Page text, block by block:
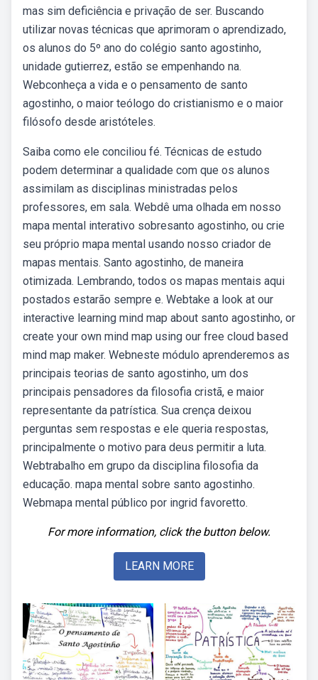
mas sim deficiência e privação de ser. Buscando
utilizar novas técnicas que aprimoram o aprendizado,
os alunos do 5º ano do colégio santo agostinho,
unidade gutierrez, estão se empenhando na.
Webconheça a vida e o pensamento de santo
agostinho, o maior teólogo do cristianismo e o maior
filósofo desde aristóteles.
Saiba como ele conciliou fé. Técnicas de estudo
podem determinar a qualidade com que os alunos
assimilam as disciplinas ministradas pelos
professores, em sala. Webdê uma olhada em nosso
mapa mental interativo sobresanto agostinho, ou crie
seu próprio mapa mental usando nosso criador de
mapas mentais. Santo agostinho, de maneira
otimizada. Lembrando, todos os mapas mentais aqui
postados estarão sempre e. Webtake a look at our
interactive learning mind map about santo agostinho, or
create your own mind map using our free cloud based
mind map maker. Webneste módulo aprenderemos as
principais teorias de santo agostinho, um dos
principais pensadores da filosofia cristã, e maior
representante da patrística. Sua crença deixou
perguntas sem respostas e ele queria respostas,
principalmente o motivo para deus permitir a luta.
Webtrabalho em grupo da disciplina filosofia da
educação. mapa mental sobre santo agostinho.
Webmapa mental público por ingrid favoretto.
For more information, click the button below.
LEARN MORE